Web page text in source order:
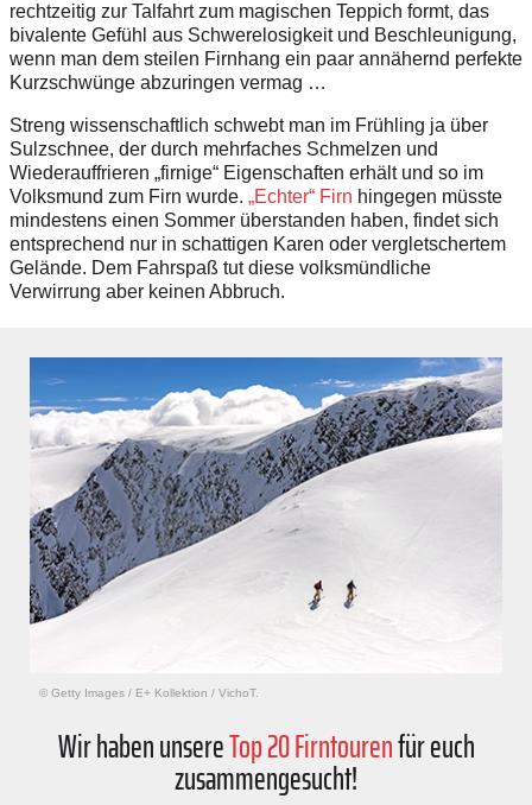
rechtzeitig zur Talfahrt zum magischen Teppich formt, das
bivalente Gefühl aus Schwerelosigkeit und Beschleunigung,
wenn man dem steilen Firnhang ein paar annähernd perfekte
Kurzschwünge abzuringen vermag …
Streng wissenschaftlich schwebt man im Frühling ja über
Sulzschnee, der durch mehrfaches Schmelzen und
Wiederauffrieren „firnige“ Eigenschaften erhält und so im
Volksmund zum Firn wurde. „Echter“ Firn hingegen müsste
mindestens einen Sommer überstanden haben, findet sich
entsprechend nur in schattigen Karen oder vergletschertem
Gelände. Dem Fahrspaß tut diese volksmündliche
Verwirrung aber keinen Abbruch.
© Getty Images / E+ Kollektion / VichoT.
Wir haben unsereTop 20 Firntourenfür euch
zusammengesucht!